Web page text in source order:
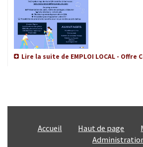
Ça s'est passé à la
INFOS
SERVICE
Lire la suite de EMPLOI LOCAL - Offre
Accueil Haut de page